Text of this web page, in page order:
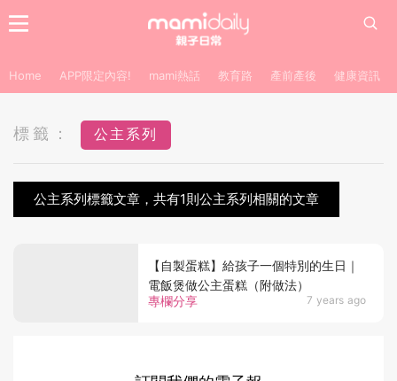
Home APP限定內容! mami熱話 教育路 產前產後 健康資訊
標籤： 公主系列
公主系列標籤文章，共有1則公主系列相關的文章
專欄分享 7 years ago
【自製蛋糕】給孩子一個特別的生日｜
電飯煲做公主蛋糕（附做法）